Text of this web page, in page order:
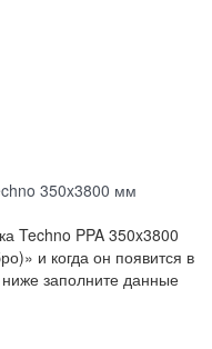
350x3800 мм
Techno PPA 350x3800
и когда он появится в
заполните данные